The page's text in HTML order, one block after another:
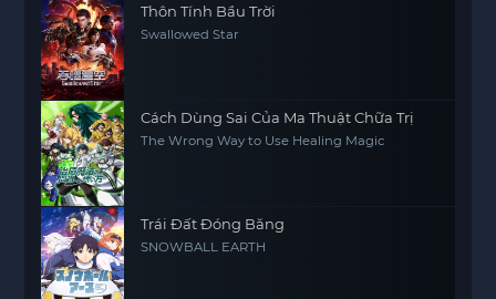
Thôn Tính Bầu Trời
Swallowed Star
Cách Dùng Sai Của Ma Thuật Chữa Trị
The Wrong Way to Use Healing Magic
Trái Đất Đóng Băng
SNOWBALL EARTH